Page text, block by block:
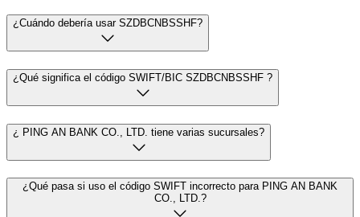
¿Cuándo debería usar SZDBCNBSSHF?
¿Qué significa el código SWIFT/BIC SZDBCNBSSHF ?
¿ PING AN BANK CO., LTD. tiene varias sucursales?
¿Qué pasa si uso el código SWIFT incorrecto para PING AN BANK
CO., LTD.?